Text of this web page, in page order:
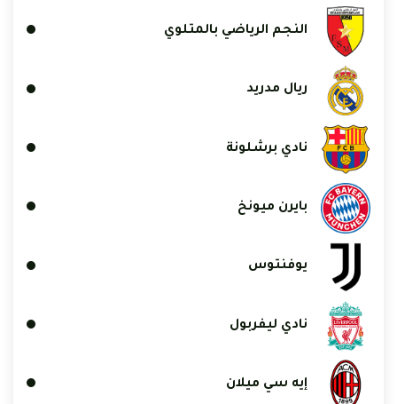
النجم الرياضي بالمتلوي
ريال مدريد
نادي برشلونة
بايرن ميونخ
يوفنتوس
نادي ليفربول
إيه سي ميلان